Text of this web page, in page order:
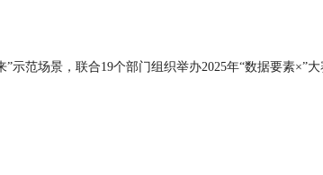
示范场景，联合19个部门组织举办2025年“数据要素×”大